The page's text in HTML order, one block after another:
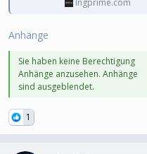
lngprime.com
Anhänge
Sie haben keine Berechtigung
Anhänge anzusehen. Anhänge
sind ausgeblendet.
1